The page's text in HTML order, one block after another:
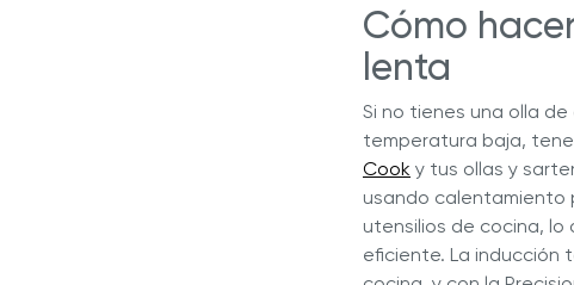
Cómo
lenta
Si no tienes una olla
temperatura baja,
Cook y tus ollas y
usando calentamiento
utensilios de cocina, lo
eficiente. La inducción